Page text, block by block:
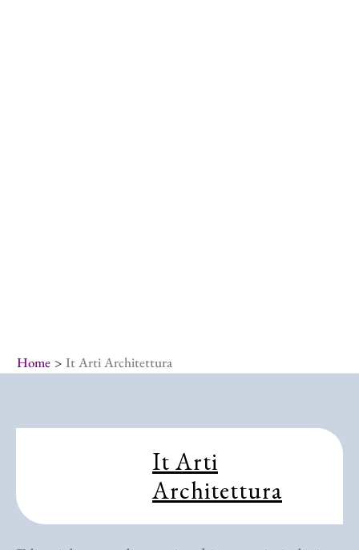
Home It Arti Architettura
It Arti
Architettura